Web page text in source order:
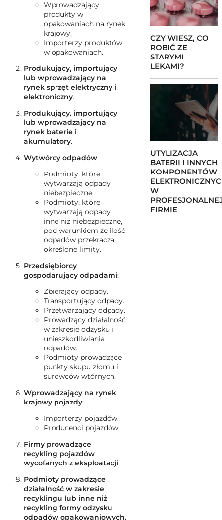
Wprowadzający
produkty w
opakowaniach na rynek
krajowy.
Importerzy produktów
w opakowaniach.
Produkujący, importujący
lub wprowadzający na
rynek sprzęt elektryczny i
elektroniczny.
Produkujący, importujący
lub wprowadzający na
rynek baterie i
akumulatory.
Wytwórcy odpadów:
Podmioty, które
wytwarzają odpady
niebezpieczne.
Podmioty, które
wytwarzają odpady
inne niż niebezpieczne,
pod warunkiem że ilość
odpadów przekracza
określone limity.
Przedsiębiorcy
gospodarujący odpadami:
Zbierający odpady.
Transportujący odpady.
Przetwarzający odpady.
Prowadzący działalność
w zakresie odzysku i
unieszkodliwiania
odpadów.
Podmioty prowadzące
punkty skupu złomu i
surowców wtórnych.
Wprowadzający na rynek
krajowy pojazdy:
Importerzy pojazdów.
Producenci pojazdów.
Firmy prowadzące
recykling pojazdów
wycofanych z eksploatacji.
Podmioty prowadzące
działalność w zakresie
recyklingu lub inne niż
recykling formy odzysku
odpadów opakowaniowych,
CZY WIESZ, CO
ROBIĆ ZE
STARYMI
LEKAMI?
UTYLIZACJA
BATERII I INNYCH
KOMPONENTÓW
W
FIRMIE